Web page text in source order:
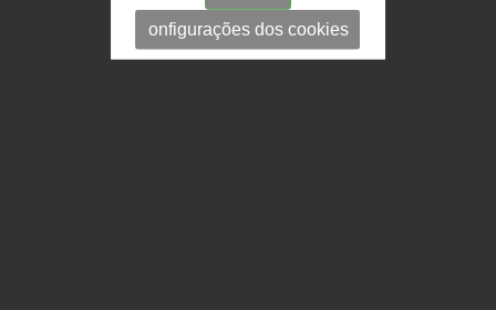
onfigurações dos cookies